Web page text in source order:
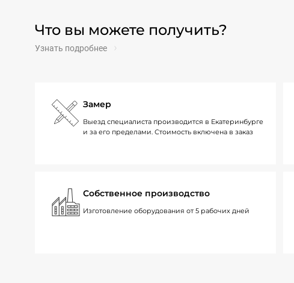
Что вы можете получить?
Узнать подробнее
Замер
Выезд специалиста производится в Екатеринбурге
и за его пределами. Стоимость включена в заказ
Собственное производство
Изготовление оборудования от 5 рабочих дней